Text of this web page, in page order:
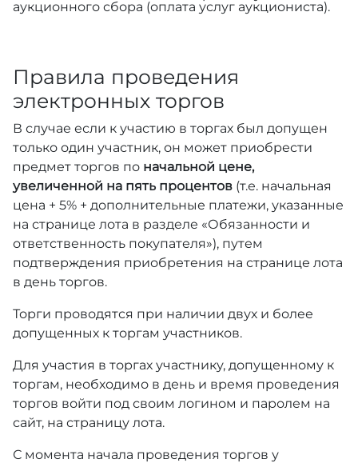
аукционного сбора (оплата услуг аукциониста).
Правила проведения
электронных торгов
В случае если к участию в торгах был допущен
только один участник, он может приобрести
предмет торгов по начальной цене,
увеличенной на пять процентов (т.е. начальная
цена + 5% + дополнительные платежи, указанные
на странице лота в разделе «Обязанности и
ответственность покупателя»), путем
подтверждения приобретения на странице лота
в день торгов.
Торги проводятся при наличии двух и более
допущенных к торгам участников.
Для участия в торгах участнику, допущенному к
торгам, необходимо в день и время проведения
торгов войти под своим логином и паролем на
сайт, на страницу лота.
С момента начала проведения торгов у